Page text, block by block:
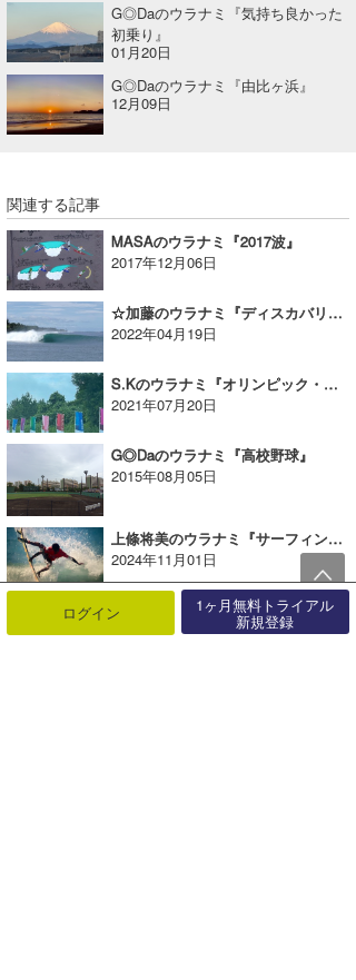
G◎Daのウラナミ『気持ち良かった
初乗り』
01月20日
G◎Daのウラナミ『由比ヶ浜』
12月09日
関連する記事
MASAのウラナミ『2017波』
2017年12月06日
☆加藤のウラナミ『ディスカバリーインドネシア』
2022年04月19日
S.Kのウラナミ『オリンピック・サーフィンヒートが熱い！』
2021年07月20日
G◎Daのウラナミ『高校野球』
2015年08月05日
上條将美のウラナミ『サーフィンの上達とモチベーションアップ』
2024年11月01日
VAGYのウラナミ『冒険の旅へ』
2014年04月08日
ログイン 1ヶ月無料トライアル
新規登録